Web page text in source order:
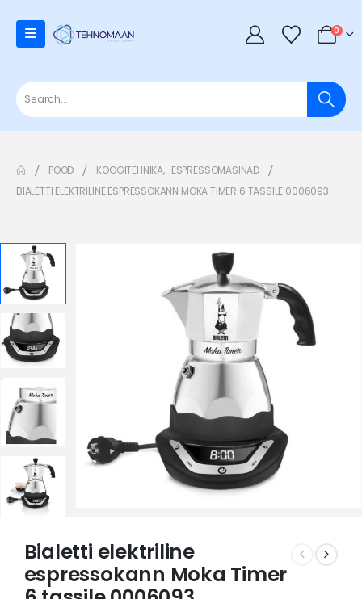
0
POOD KÖÖGITEHNIKA, ESPRESSOMASINAD
BIALETTI ELEKTRILINE ESPRESSOKANN MOKA TIMER 6 TASSILE 0006093
Bialetti elektriline
espressokann Moka Timer